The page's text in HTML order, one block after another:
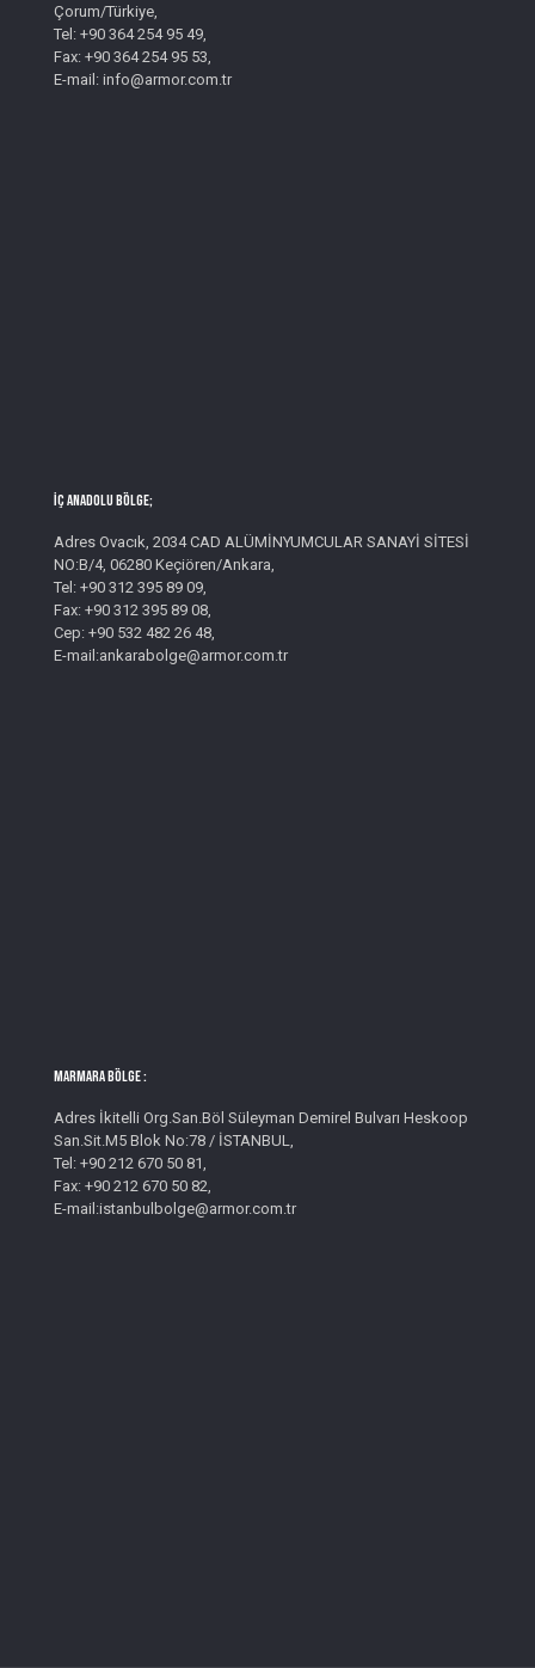
Çorum/Türkiye,
Tel: +90 364 254 95 49,
Fax: +90 364 254 95 53,
E-mail: info@armor.com.tr
İç Anadolu Bölge;
Adres Ovacık, 2034 CAD ALÜMİNYUMCULAR SANAYİ SİTESİ
NO:B/4, 06280 Keçiören/Ankara,
Tel: +90 312 395 89 09,
Fax: +90 312 395 89 08,
Cep: +90 532 482 26 48,
E-mail:ankarabolge@armor.com.tr
MARMARA BÖLGE :
Adres İkitelli Org.San.Böl Süleyman Demirel Bulvarı Heskoop
San.Sit.M5 Blok No:78 / İSTANBUL,
Tel: +90 212 670 50 81,
Fax: +90 212 670 50 82,
E-mail:istanbulbolge@armor.com.tr